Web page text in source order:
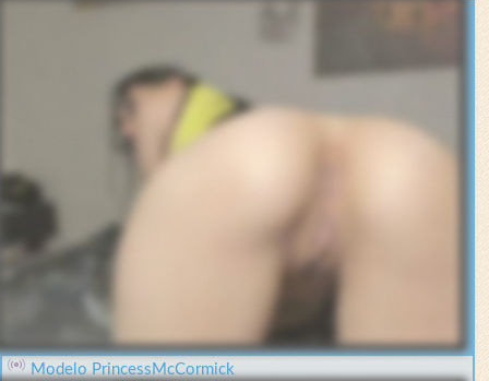
Modelo PrincessMcCormick